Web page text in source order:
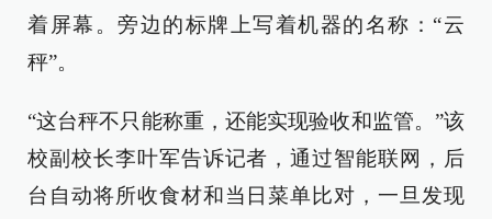
着屏幕。旁边的标牌上写着机器的名称：“云
秤”。
“这台秤不只能称重，还能实现验收和监管。”该
校副校长李叶军告诉记者，通过智能联网，后
台自动将所收食材和当日菜单比对，一旦发现